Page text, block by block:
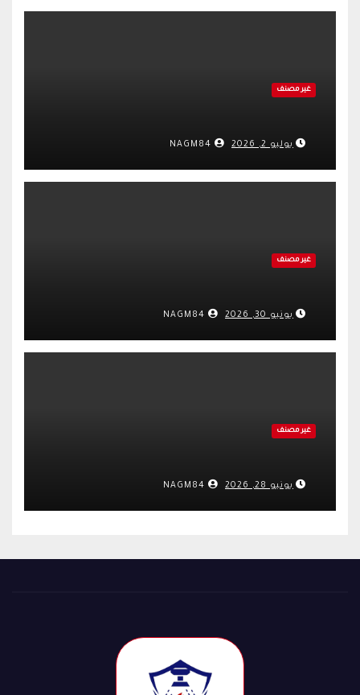
غير مصنف
يوليو 2, 2026
غير مصنف
يونيو 30, 2026
غير مصنف
يونيو 28, 2026